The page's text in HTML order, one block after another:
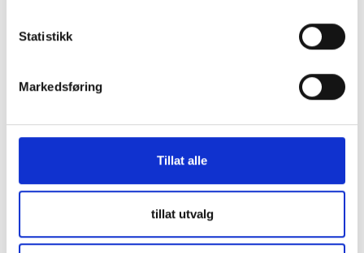
Statistikk
Markedsføring
Tillat alle
tillat utvalg
Specifikation
Ritar AGM Batteri 12V 33AH - RA12-33 Mått: 196x130x163
Maxkortslutningseffekt: 330A Vikt: 10,2kg Terminaler: M6
Används oftast till: UPS Nödström Back up Data Alarm